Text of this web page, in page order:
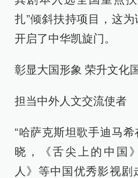
扎”倾斜扶持项目，这
开启了中华凯旋门。
彰显大国形象 荣升文化
担当中外人文交流使者
“哈萨克斯坦歌手迪马
晓，《舌尖上的中国
人》等中国优秀影视剧